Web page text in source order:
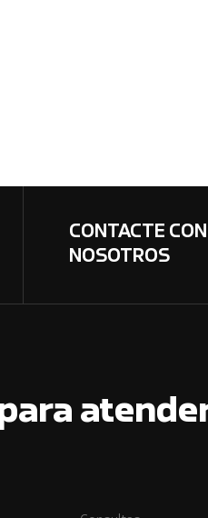
CONTACTE CON
NOSOTROS